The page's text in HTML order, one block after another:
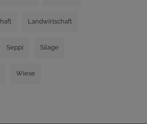
Landwirtschaft
Seppi Silage
Wiese